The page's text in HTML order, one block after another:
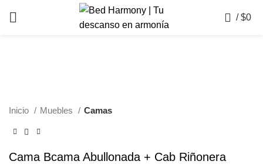
/ $0
Inicio Muebles Camas
Cama Bcama Abullonada + Cab Riñonera